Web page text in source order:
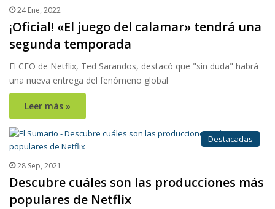
24 Ene, 2022
¡Oficial! «El juego del calamar» tendrá una
segunda temporada
El CEO de Netflix, Ted Sarandos, destacó que "sin duda" habrá
una nueva entrega del fenómeno global
Leer más »
Destacadas
28 Sep, 2021
Descubre cuáles son las producciones más
populares de Netflix